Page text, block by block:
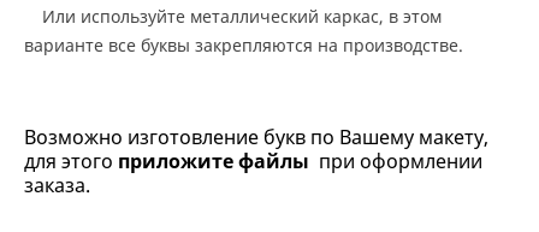
Или используйте металлический каркас, в этом
варианте все буквы закрепляются на производстве.
Возможно изготовление букв по Вашему макету,
для этого приложите файлы при оформлении
заказа.